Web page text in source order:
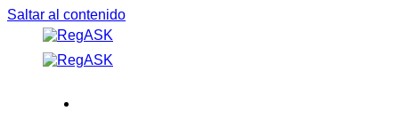
Saltar al contenido